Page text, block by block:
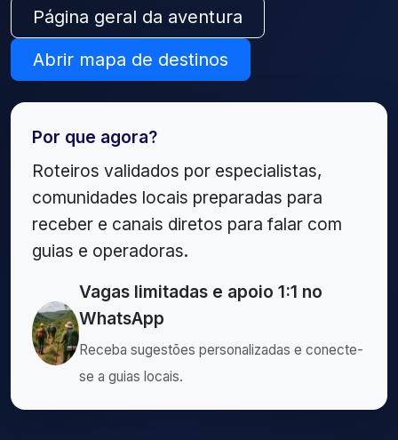
Página geral da aventura
Abrir mapa de destinos
Por que agora?
Roteiros validados por especialistas,
comunidades locais preparadas para
receber e canais diretos para falar com
guias e operadoras.
Vagas limitadas e apoio 1:1 no
WhatsApp
Receba sugestões personalizadas e conecte-
se a guias locais.